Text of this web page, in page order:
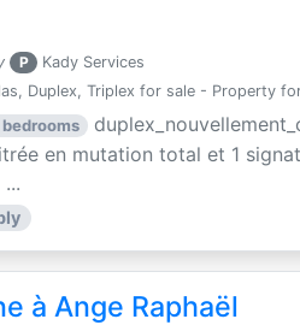
P Kady Services
Duplex, Triplex for sale - Property
en mutation total et 1
à Ange Raphaël